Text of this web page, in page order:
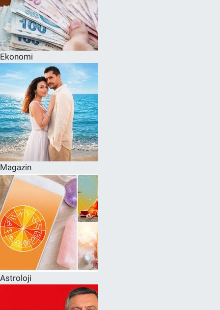
Ekonomi
Magazin
Astroloji